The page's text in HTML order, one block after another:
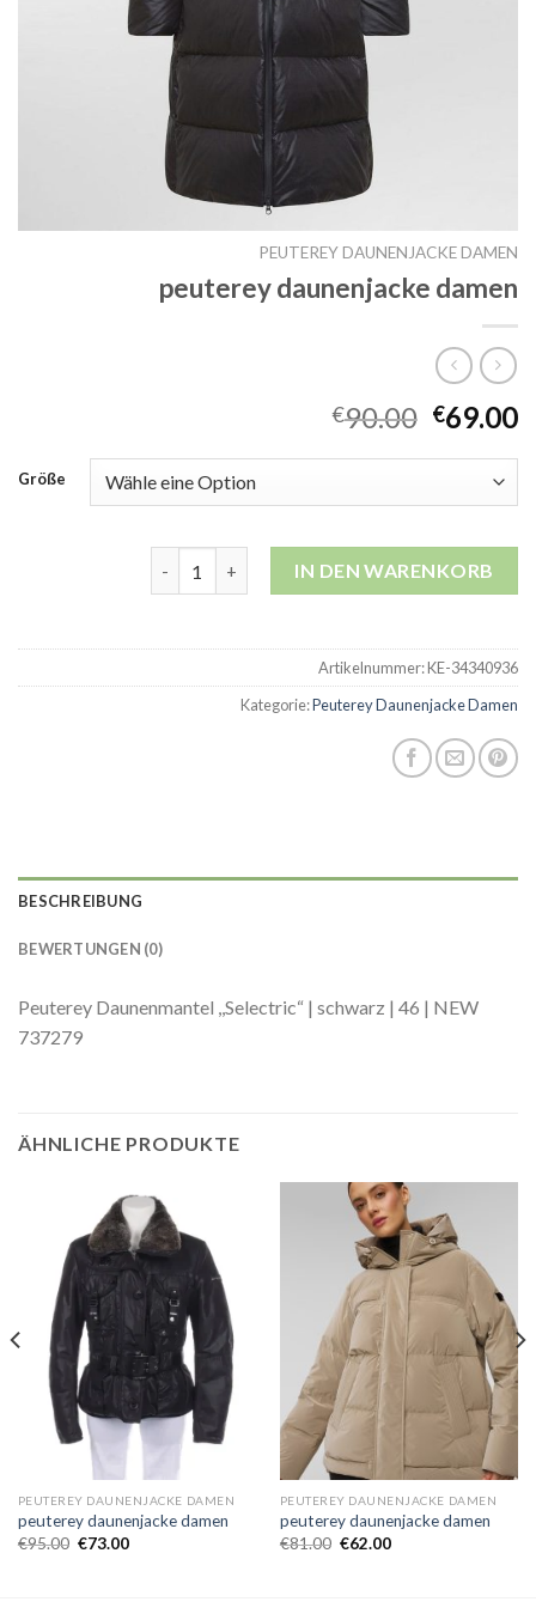
PEUTEREY DAUNENJACKE DAMEN
peuterey daunenjacke damen
€90.00 €69.00
Größe
IN DEN WARENKORB
Artikelnummer:KE-34340936
Kategorie:Peuterey Daunenjacke Damen
BESCHREIBUNG
BEWERTUNGEN (0)
Peuterey Daunenmantel ,,Selectric“ | schwarz | 46 | NEW
737279
ÄHNLICHE PRODUKTE
PEUTEREY DAUNENJACKE DAMEN
peuterey daunenjacke damen
€95.00 €73.00
PEUTEREY DAUNENJACKE DAMEN
peuterey daunenjacke damen
€81.00 €62.00